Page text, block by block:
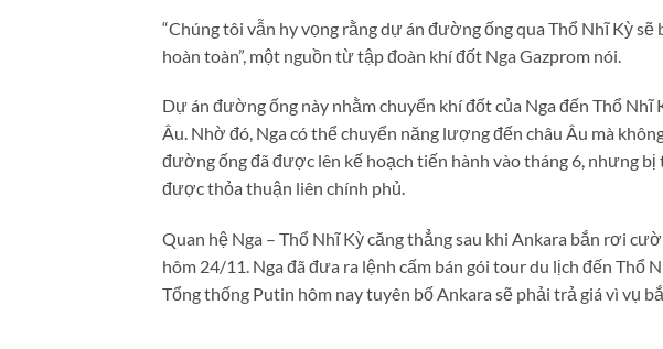
“Chúng tôi vẫn hy vọng rằng dự án đường ống qua Thổ Nhĩ Kỳ
hoàn toàn”, một nguồn từ tập đoàn khí đốt Nga Gazprom nói.
Dự án đường ống này nhằm chuyển khí đốt của Nga đến Thổ Nhĩ
Âu. Nhờ đó, Nga có thể chuyển năng lượng đến châu Âu mà
đường ống đã được lên kế hoạch tiến hành vào tháng 6, nhưng
được thỏa thuận liên chính phủ.
Quan hệ Nga – Thổ Nhĩ Kỳ căng thẳng sau khi Ankara bắn rơi
hôm 24/11. Nga đã đưa ra lệnh cấm bán gói tour du lịch đến Thổ
Tổng thống Putin hôm nay tuyên bố Ankara sẽ phải trả giá vì vụ